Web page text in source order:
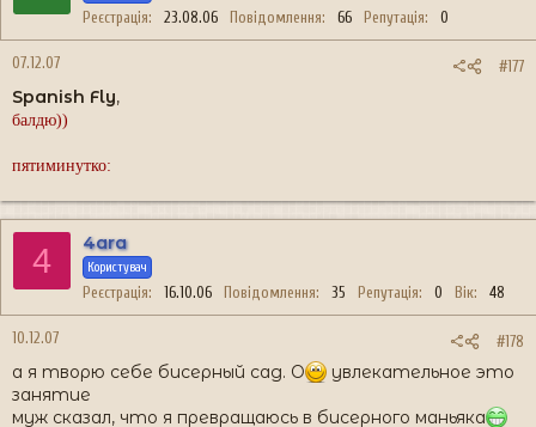
Реєстрація 23.08.06 Повідомлення 66 Репутація 0
07.12.07 #177
Spanish Fly,
балдю))
пятиминутко:
4 4ara
Користувач
Реєстрація 16.10.06 Повідомлення 35 Репутація 0 Вік 48
10.12.07 #178
а я творю себе бисерный сад. O
увлекательное это
занятие
муж сказал, что я превращаюсь в бисерного маньяка